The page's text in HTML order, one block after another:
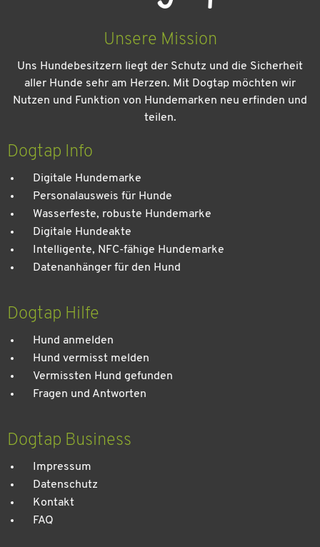
Kein Urlaub ohne meinen Hund: Leitfaden für einen
Unsere Mission
Uns Hundebesitzern liegt der Schutz und die Sicherheit
aller Hunde sehr am Herzen. Mit Dogtap möchten wir
Nutzen und Funktion von Hundemarken neu erfinden und
teilen.
Dogtap Info
Digitale Hundemarke
Personalausweis für Hunde
Wasserfeste, robuste Hundemarke
Digitale Hundeakte
Intelligente, NFC-fähige Hundemarke
Datenanhänger für den Hund
Dogtap Hilfe
Hund anmelden
Hund vermisst melden
Vermissten Hund gefunden
Fragen und Antworten
Dogtap Business
Impressum
Datenschutz
Kontakt
FAQ